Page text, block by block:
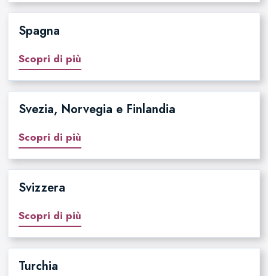
Spagna
Scopri di più
Svezia, Norvegia e Finlandia
Scopri di più
Svizzera
Scopri di più
Turchia